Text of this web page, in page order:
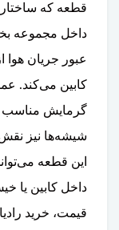
قطعه که
داخل مجموعه
عبور جریان هوا
کابین می‌کند.
گرمایش مناسب
شیشه‌ها نیز
این قطعه
داخل کابین یا